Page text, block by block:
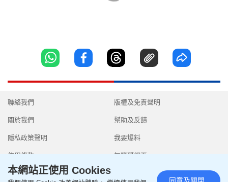
聯絡我們
關於我們
隱私政策聲明
使用條款
版權及免責聲明
幫助及反饋
我要爆料
無障礙網頁
本網站正使用 Cookies
同意及關閉